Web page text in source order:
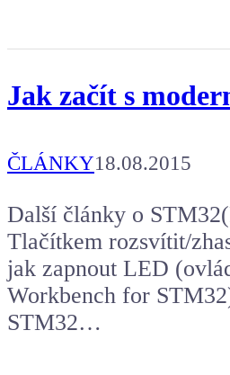
Jak začít s
ČLÁNKY18.08.2015
Další články o
Tlačítkem rozsvítit/
jak zapnout LED
Workbench for
STM32…